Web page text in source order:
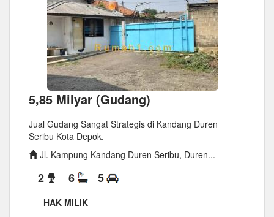
5,85 Milyar (Gudang)
Jual Gudang Sangat Strategis di Kandang Duren
Seribu Kota Depok.
Jl. Kampung Kandang Duren Seribu, Duren...
2 6 5
- HAK MILIK